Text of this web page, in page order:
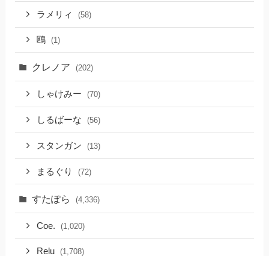
ラメリィ (58)
鴎 (1)
クレノア (202)
しゃけみー (70)
しるばーな (56)
スタンガン (13)
まるぐり (72)
すたぽら (4,336)
Coe. (1,020)
Relu (1,708)